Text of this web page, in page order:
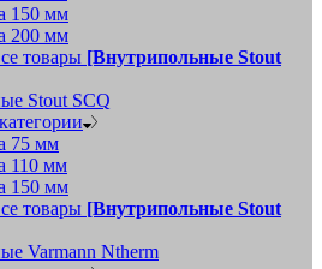
150 мм
200 мм
товары [Внутрипольные Stout
Stout SCQ
75 мм
110 мм
150 мм
товары [Внутрипольные Stout
Varmann Ntherm